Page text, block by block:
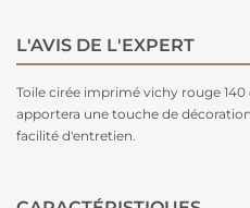
L'AVIS DE L'EXPERT
Toile cirée imprimé vichy rouge
apportera une touche de
facilité d'entretien.